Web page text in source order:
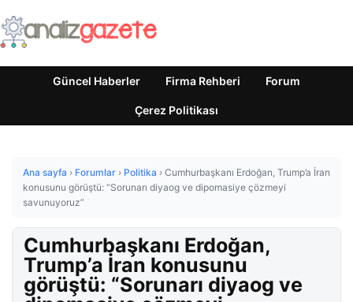
Güncel Haberler Firma Rehberi Forum
Çerez Politikası
Ana sayfa › Forumlar › Politika › Cumhurbaşkanı Erdoğan, Trump’a İran
konusunu görüştü: “Sorunarı diyaog ve dipomasiye çözmeyi
savunuyoruz”
Cumhurbaşkanı Erdoğan,
Trump’a İran konusunu
görüştü: “Sorunarı diyaog ve